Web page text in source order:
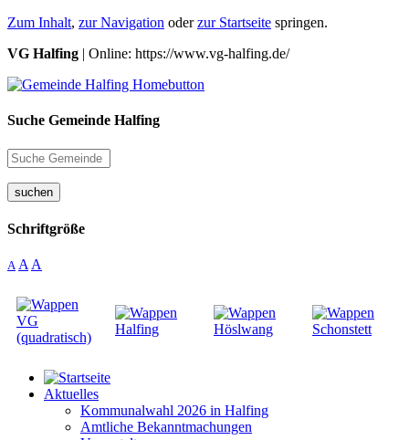
Zum Inhalt, zur Navigation oderzur Startseite springen.
VG Halfing | Online: https://www.vg-halfing.de/
Suche Gemeinde Halfing
suchen
Schriftgröße
A A A
Aktuelles
Kommunalwahl 2026 in Halfing
Amtliche Bekanntmachungen